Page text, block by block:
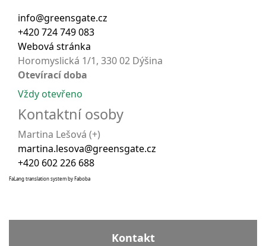
info@greensgate.cz
+420 724 749 083
Webová stránka
Horomyslická 1/1, 330 02 Dýšina
Otevírací doba
Vždy otevřeno
Kontaktní osoby
Martina Lešová (+)
martina.lesova@greensgate.cz
+420 602 226 688
FaLang translation system by Faboba
Kontakt